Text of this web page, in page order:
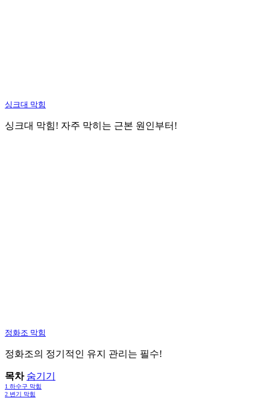
싱크대 막힘
싱크대 막힘! 자주 막히는 근본 원인부터!
정화조 막힘
정화조의 정기적인 유지 관리는 필수!
목차 숨기기
1 하수구 막힘
2 변기 막힘